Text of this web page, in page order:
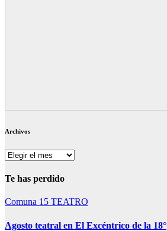
Archivos
Archivos
Te has perdido
Comuna 15 TEATRO
Agosto teatral en El Excéntrico de la 18°